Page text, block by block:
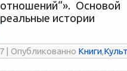
отношений“». Основой
реальные истории
| Опубликованно Книги,